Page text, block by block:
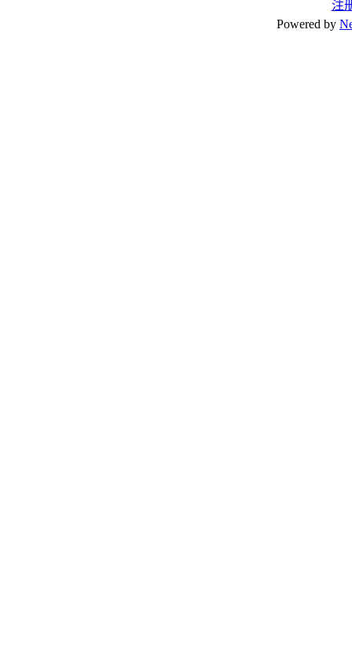
注
Powered by